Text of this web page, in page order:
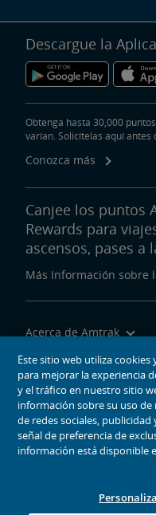
Descargue la
Obtenga hasta 30,000
varían. Solicítelas aquí antes
Conozca más
Canjee los puntos
Rewards para
ascensos, pases a
Más Información sobre
Acerca de Amtrak
Viajar con Nosotros
Herramientas del Sitio
iconos de medios sociales
Este sitio web utiliza
para mejorar la experiencia
y el tráfico en nuestro sitio
información sobre su uso
de redes sociales,
señal de preferencia de
información está disponible